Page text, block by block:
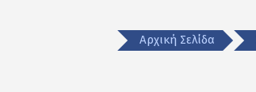
Αρχική Σελίδα